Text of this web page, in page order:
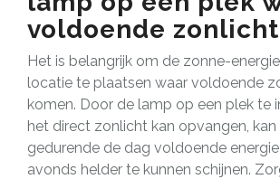
voldoende
Het is belangrijk om de zonne-
locatie te plaatsen waar voldoende
komen. Door de lamp op een plek te
het direct zonlicht kan opvangen,
gedurende de dag voldoende energie
avonds helder te kunnen schijnen.